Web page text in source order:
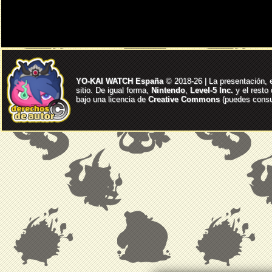
YO-KAI WATCH España© 2018-26 | La presentación,
sitio. De igual forma, Nintendo, Level-5 Inc. y el resto
bajo una licencia deCreative Commons(puedes